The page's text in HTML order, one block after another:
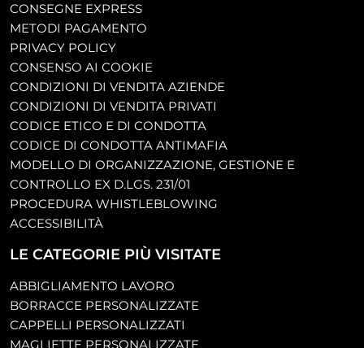
CONSEGNE EXPRESS
METODI PAGAMENTO
PRIVACY POLICY
CONSENSO AI COOKIE
CONDIZIONI DI VENDITA AZIENDE
CONDIZIONI DI VENDITA PRIVATI
CODICE ETICO E DI CONDOTTA
CODICE DI CONDOTTA ANTIMAFIA
MODELLO DI ORGANIZZAZIONE, GESTIONE E
CONTROLLO EX D.LGS. 231/01
PROCEDURA WHISTLEBLOWING
ACCESSIBILITÀ
LE CATEGORIE PIÙ VISITATE
ABBIGLIAMENTO LAVORO
BORRACCE PERSONALIZZATE
CAPPELLI PERSONALIZZATI
MAGLIETTE PERSONALIZZATE